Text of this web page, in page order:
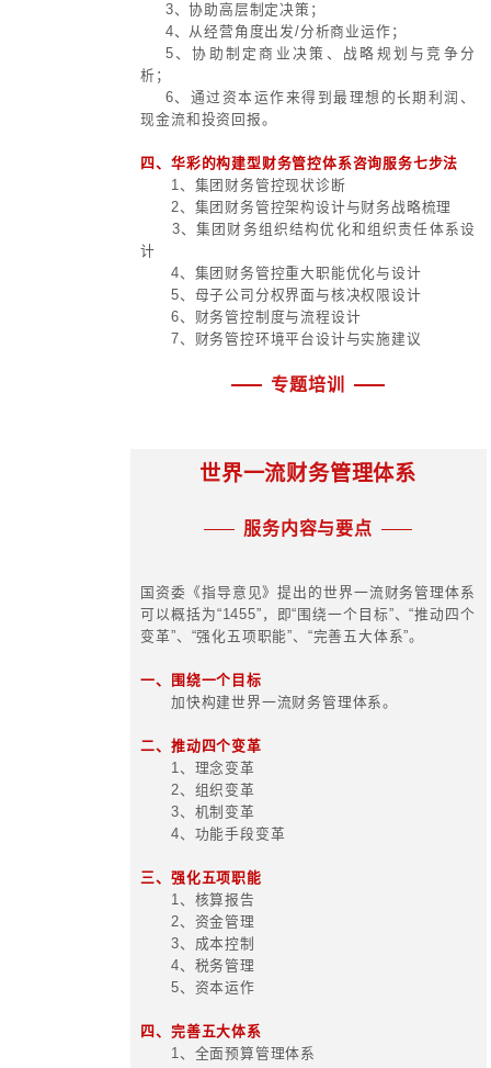
3、财务组织管理；
4、资金管理；
6、报表管理；
7、成本与费用管理；
8、核算管理；
9、税务管理。
(二) 经营者财务层面
基于对资金运动全过程的管理，
资管理、资源配置，通过专门的财务
计，汇总和信息挖掘，辅助经营者明
主要职能：
1、全面预算体系；
2、投资管理；
3、筹资管理；
6、绩效管理；
8、经营资讯提供。
基于资本运作，基于出资人和决
的信息，服务与决策，抛弃简单的财
营视角进行分析和设计。主要职能：
1、财务战略；
2、资金-资本-资产-资源管理；
4、从经营角度出发/分析商业运
5、协助制定商业决策、战略
析；
6、通过资本运作来得到最理想
现金流和投资回报。
四、华彩的构建型财务管控体系咨询
1、集团财务管控现状诊断
2、集团财务管控架构设计与财务
计
4、集团财务管控重大职能优化与